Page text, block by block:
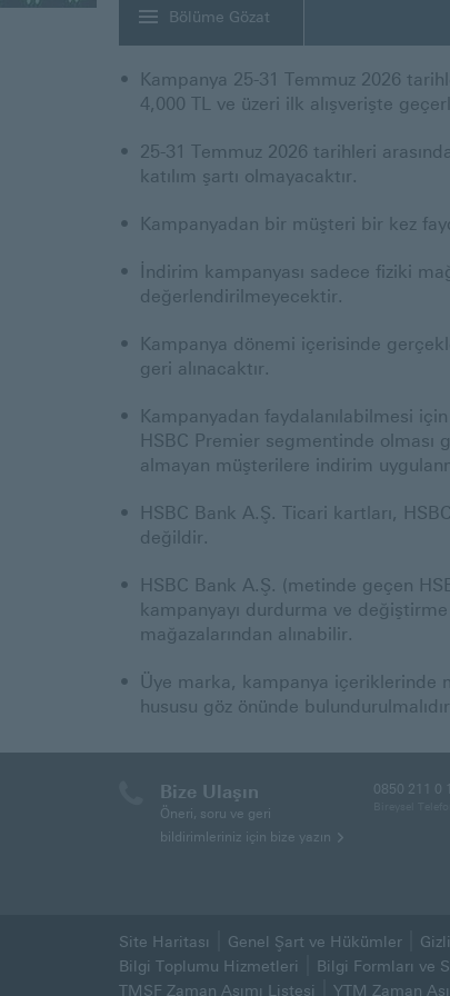
Bölüme Gözat
Kampanya 25-31 Temmuz 2026
4,000 TL ve üzeri ilk alışverişte
25-31 Temmuz 2026 tarihleri
katılım şartı olmayacaktır.
Kampanyadan bir müşteri bir kez
İndirim kampanyası sadece fiziki
değerlendirilmeyecektir.
Kampanya dönemi içerisinde
geri alınacaktır.
Kampanyadan faydalanılabilmesi
HSBC Premier segmentinde olması
almayan müşterilere indirim
HSBC Bank A.Ş. Ticari kartları,
değildir.
HSBC Bank A.Ş. (metinde geçen
kampanyayı durdurma ve
mağazalarından alınabilir.
Üye marka, kampanya içeriklerinde
hususu göz önünde
Bize Ulaşın
Öneri, soru ve geri
bildirimleriniz için bize yazın
0850 211 0
Site Haritası Genel Şart ve Hükümler
Bilgi Toplumu Hizmetleri (Bu sayfa yeni
Bilgi Formları ve
TMSF Zaman Aşımı Listesi
YTM Zaman